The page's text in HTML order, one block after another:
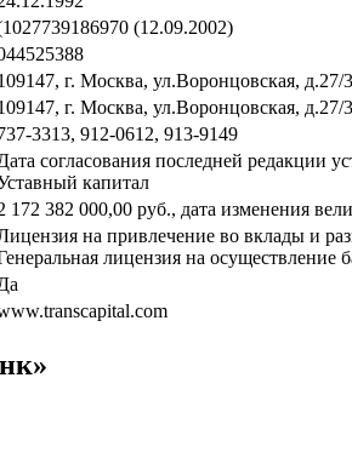
(12.09.2002)
г. Москва, ул.Воронцовская, д.27/
г. Москва, ул.Воронцовская, д.27/
3313, 912-0612, 913-9149
согласования последней редакции
капитал
172 382 000,00 руб., дата изменения
на привлечение во вклады и
лицензия на осуществление